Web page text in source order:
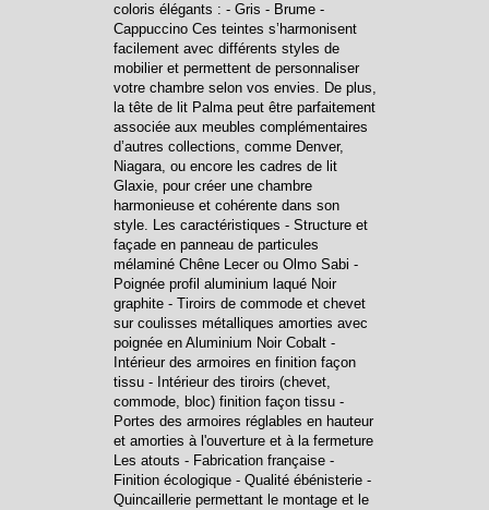
coloris élégants : - Gris - Brume -
Cappuccino Ces teintes s’harmonisent
facilement avec différents styles de
mobilier et permettent de personnaliser
votre chambre selon vos envies. De plus,
la tête de lit Palma peut être parfaitement
associée aux meubles complémentaires
d’autres collections, comme Denver,
Niagara, ou encore les cadres de lit
Glaxie, pour créer une chambre
harmonieuse et cohérente dans son
style. Les caractéristiques - Structure et
façade en panneau de particules
mélaminé Chêne Lecer ou Olmo Sabi -
Poignée profil aluminium laqué Noir
graphite - Tiroirs de commode et chevet
sur coulisses métalliques amorties avec
poignée en Aluminium Noir Cobalt -
Intérieur des armoires en finition façon
tissu - Intérieur des tiroirs (chevet,
commode, bloc) finition façon tissu -
Portes des armoires réglables en hauteur
et amorties à l'ouverture et à la fermeture
Les atouts - Fabrication française -
Finition écologique - Qualité ébénisterie -
Quincaillerie permettant le montage et le